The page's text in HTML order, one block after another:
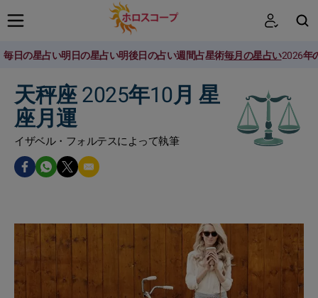
毎日の星占い明日の星占い明後日の占い週間占星術毎月の星占い2026年
天秤座 2025年10月 星
座月運
イザベル・フォルテスによって執筆